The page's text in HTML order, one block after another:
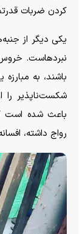
کردن ضربات
یکی دیگر از
نبردهاست.
باشند، به
شکست‌ناپذیر
باعث شده است
رواج داشته،